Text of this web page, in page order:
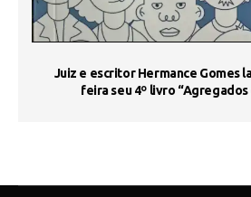
Juiz e escritor Hermance Gomes
feira seu 4º livro